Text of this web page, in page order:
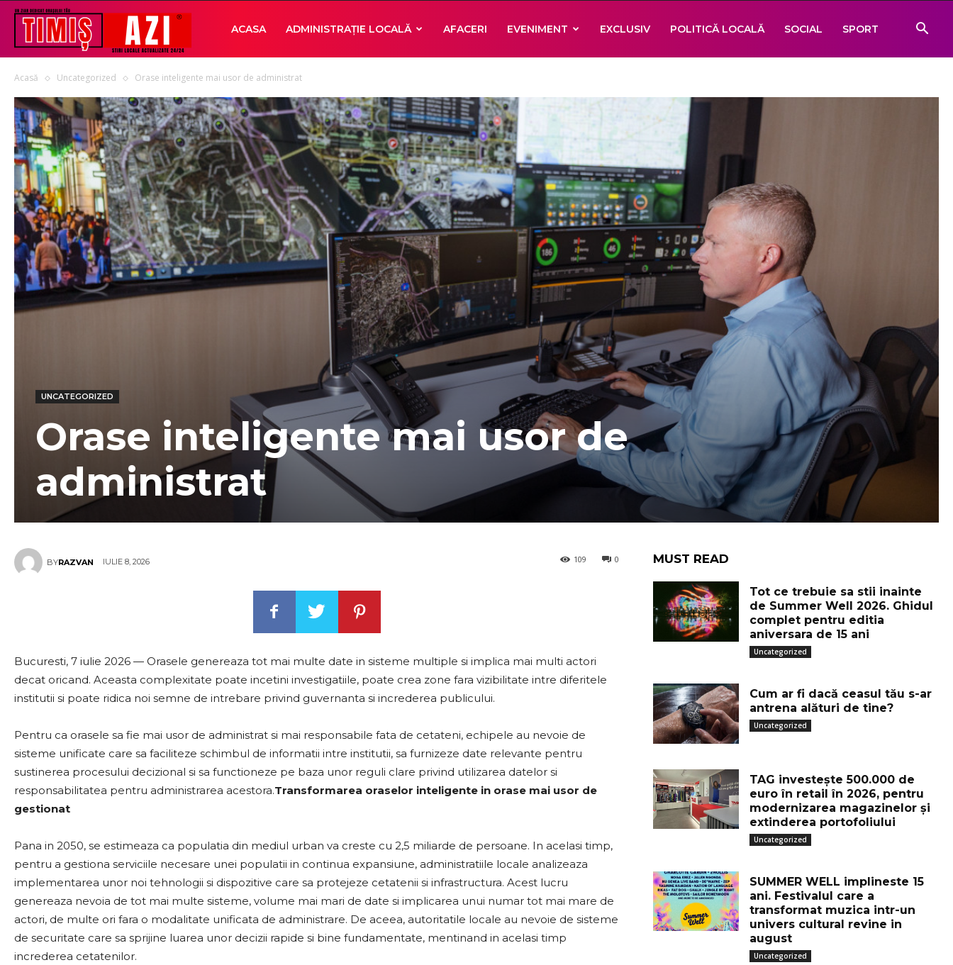
AZI
ACASA ADMINISTRAȚIE LOCALĂ AFACERI EVENIMENT EXCLUSIV POLITICĂ LOCALĂ SOCIAL SPORT
Acasă Uncategorized Orase inteligente mai usor de administrat
UNCATEGORIZED
Orase inteligente mai usor de
administrat
BYRAZVAN IULIE 8, 2026 0
109
Bucuresti, 7 iulie 2026 — Orasele genereaza tot mai multe date in sisteme multiple si implica mai multi actori
decat oricand. Aceasta complexitate poate incetini investigatiile, poate crea zone fara vizibilitate intre diferitele
institutii si poate ridica noi semne de intrebare privind guvernanta si increderea publicului.
Pentru ca orasele sa fie mai usor de administrat si mai responsabile fata de cetateni, echipele au nevoie de
sisteme unificate care sa faciliteze schimbul de informatii intre institutii, sa furnizeze date relevante pentru
sustinerea procesului decizional si sa functioneze pe baza unor reguli clare privind utilizarea datelor si
responsabilitatea pentru administrarea acestora.Transformarea oraselor inteligente in orase mai usor de
gestionat
Pana in 2050, se estimeaza ca populatia din mediul urban va creste cu 2,5 miliarde de persoane. In acelasi timp,
pentru a gestiona serviciile necesare unei populatii in continua expansiune, administratiile locale analizeaza
implementarea unor noi tehnologii si dispozitive care sa protejeze cetatenii si infrastructura. Acest lucru
genereaza nevoia de tot mai multe sisteme, volume mai mari de date si implicarea unui numar tot mai mare de
actori, de multe ori fara o modalitate unificata de administrare. De aceea, autoritatile locale au nevoie de sisteme
de securitate care sa sprijine luarea unor decizii rapide si bine fundamentate, mentinand in acelasi timp
increderea cetatenilor.
MUST READ
Tot ce trebuie sa stii inainte
de Summer Well 2026. Ghidul
complet pentru editia
aniversara de 15 ani
Uncategorized
Cum ar fi dacă ceasul tău s-ar
antrena alături de tine?
Uncategorized
TAG investește 500.000 de
euro în retail în 2026, pentru
modernizarea magazinelor și
extinderea portofoliului
Uncategorized
SUMMER WELL implineste 15
ani. Festivalul care a
transformat muzica intr-un
univers cultural revine in
august
Uncategorized